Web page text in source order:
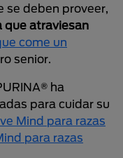
se deben proveer,
que atraviesan
come un
senior.
ha
para cuidar su
Mind para razas
para razas